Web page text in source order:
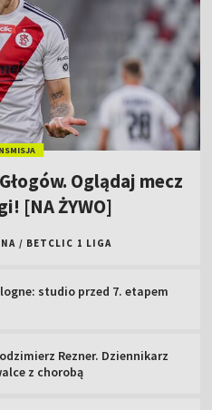
Oglądaj mecz
[NA ŻYWO]
/ BETCLIC 1 LIGA
studio przed 7. etapem
Rezner. Dziennikarz
z chorobą